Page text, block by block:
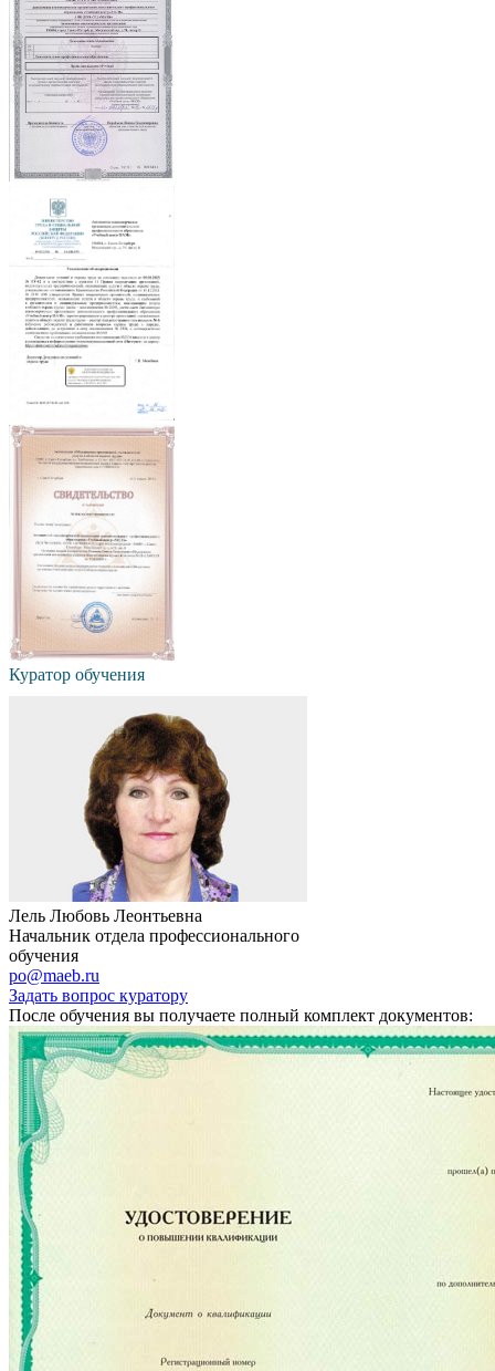
Куратор обучения
Лель Любовь Леонтьевна
Начальник отдела профессионального
обучения
po@maeb.ru
Задать вопрос куратору
После обучения вы получаете полный комплект документов: